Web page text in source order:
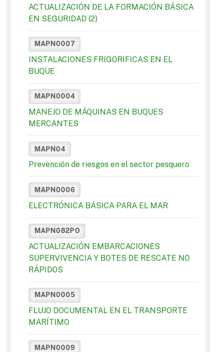
ACTUALIZACIÓN DE LA FORMACIÓN BÁSICA
EN SEGURIDAD (2)
MAPN0007
INSTALACIONES FRIGORIFICAS EN EL
BUQUE
MAPN0004
MANEJO DE MÁQUINAS EN BUQUES
MERCANTES
MAPN04
Prevención de riesgos en el sector pesquero
MAPN0006
ELECTRÓNICA BÁSICA PARA EL MAR
MAPN082PO
ACTUALIZACIÓN EMBARCACIONES
SUPERVIVENCIA Y BOTES DE RESCATE NO
RÁPIDOS
MAPN0005
FLUJO DOCUMENTAL EN EL TRANSPORTE
MARÍTIMO
MAPN0009